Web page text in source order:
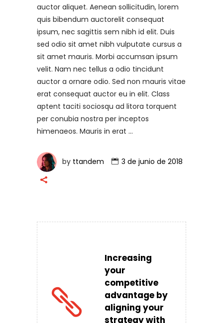
auctor aliquet. Aenean sollicitudin, lorem
quis bibendum auctorelit consequat
ipsum, nec sagittis sem nibh id elit. Duis
sed odio sit amet nibh vulputate cursus a
sit amet mauris. Morbi accumsan ipsum
velit. Nam nec tellus a odio tincidunt
auctor a ornare odio. Sed non mauris vitae
erat consequat auctor eu in elit. Class
aptent taciti sociosqu ad litora torquent
per conubia nostra per inceptos
himenaeos. Mauris in erat
by ttandem 3 de junio de 2018
Increasing
your
competitive
advantage by
aligning your
strategy with